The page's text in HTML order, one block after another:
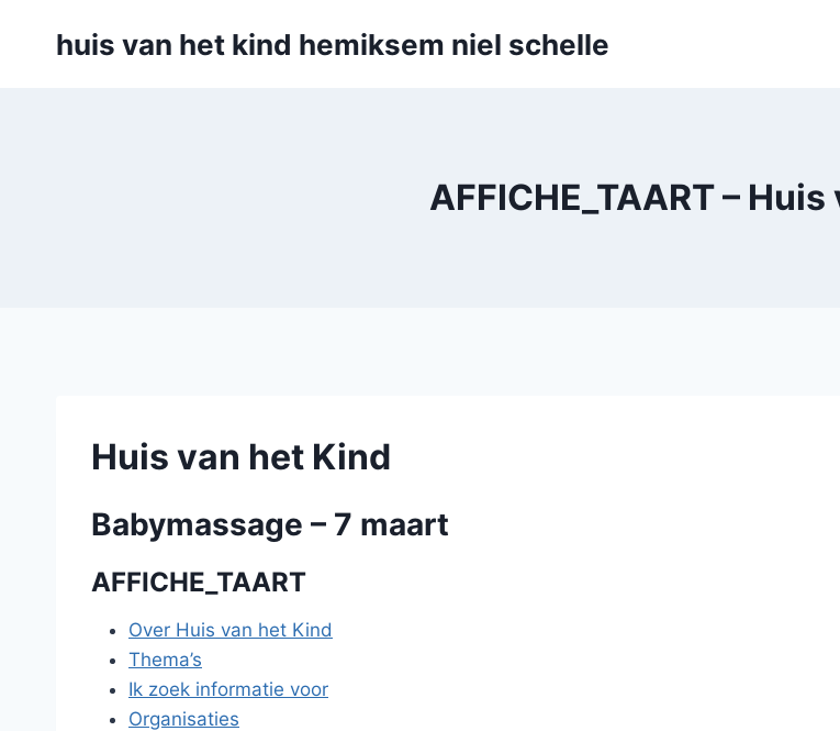
huis van het kind hemiksem niel schelle
AFFICHE_TAART –
Huis van het Kind
Babymassage – 7 maart
AFFICHE_TAART
Over Huis van het Kind
Thema’s
Ik zoek informatie voor
Organisaties